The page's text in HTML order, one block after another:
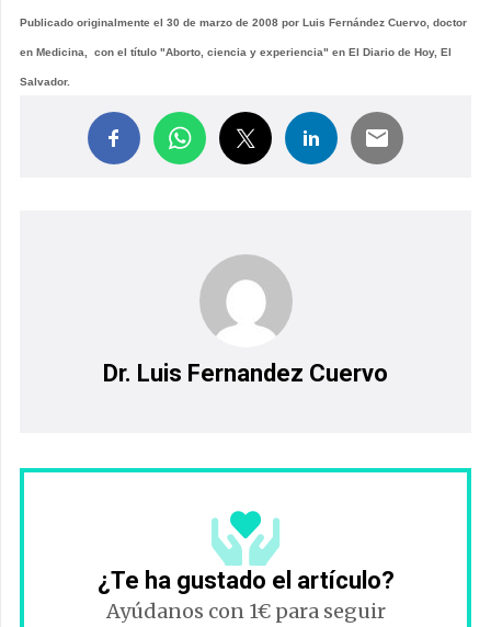
Publicado originalmente el 30 de marzo de 2008 por Luis Fernández Cuervo, doctor
en Medicina, con el título "Aborto, ciencia y experiencia" en El Diario de Hoy, El
Salvador.
Dr. Luis Fernandez Cuervo
¿Te ha gustado el artículo?
Ayúdanos con 1€ para seguir